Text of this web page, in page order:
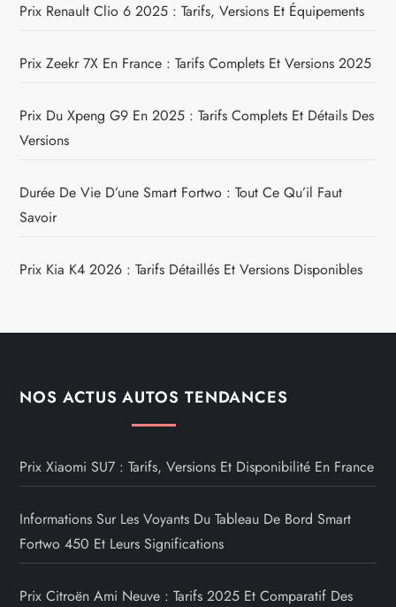
Prix Renault Clio 6 2025 : Tarifs, Versions Et Équipements
Prix Zeekr 7X En France : Tarifs Complets Et Versions 2025
Prix Du Xpeng G9 En 2025 : Tarifs Complets Et Détails Des
Versions
Durée De Vie D’une Smart Fortwo : Tout Ce Qu’il Faut
Savoir
Prix Kia K4 2026 : Tarifs Détaillés Et Versions Disponibles
NOS ACTUS AUTOS TENDANCES
Prix Xiaomi SU7 : Tarifs, Versions Et Disponibilité En France
Informations Sur Les Voyants Du Tableau De Bord Smart
Fortwo 450 Et Leurs Significations
Prix Citroën Ami Neuve : Tarifs 2025 Et Comparatif Des